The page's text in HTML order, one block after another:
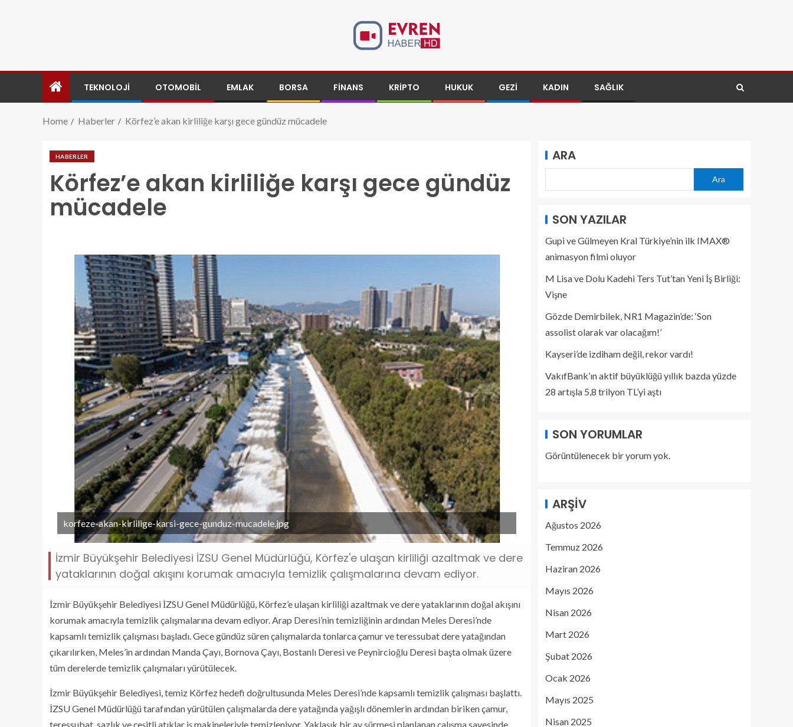
TEKNOLOJI OTOMOBIL EMLAK BORSA FINANS KRIPTO HUKUK GEZI KADIN SAĞLIK
Home Haberler Körfez’e akan kirliliğe karşı gece gündüz mücadele
HABERLER
Körfez’e akan kirliliğe karşı gece gündüz
mücadele
korfeze-akan-kirlilige-karsi-gece-gunduz-mucadele.jpg
İzmir Büyükşehir Belediyesi İZSU Genel Müdürlüğü, Körfez'e ulaşan kirliliği azaltmak ve dere
yataklarının doğal akışını korumak amacıyla temizlik çalışmalarına devam ediyor.
İzmir Büyükşehir Belediyesi İZSU Genel Müdürlüğü, Körfez’e ulaşan kirliliği azaltmak ve dere yataklarının doğal akışını
korumak amacıyla temizlik çalışmalarına devam ediyor. Arap Deresi’nin temizliğinin ardından Meles Deresi’nde
kapsamlı temizlik çalışması başladı. Gece gündüz süren çalışmalarda tonlarca çamur ve teressubat dere yatağından
çıkarılırken, Meles’in ardından Manda Çayı, Bornova Çayı, Bostanlı Deresi ve Peynircioğlu Deresi başta olmak üzere
tüm derelerde temizlik çalışmaları yürütülecek.
İzmir Büyükşehir Belediyesi, temiz Körfez hedefi doğrultusunda Meles Deresi’nde kapsamlı temizlik çalışması başlattı.
İZSU Genel Müdürlüğü tarafından yürütülen çalışmalarda dere yatağında yağışlı dönemlerin ardından biriken çamur,
teressubat, sazlık ve çeşitli atıklar iş makineleriyle temizleniyor. Yaklaşık bir ay sürmesi planlanan çalışma sayesinde
ARA
Ara
SON YAZILAR
Gupi ve Gülmeyen Kral Türkiye’nin ilk IMAX®
animasyon filmi oluyor
M Lisa ve Dolu Kadehi Ters Tut’tan Yeni İş Birliği:
Vişne
Gözde Demirbilek, NR1 Magazin’de: ‘Son
assolist olarak var olacağım!’
Kayseri’de izdiham değil, rekor vardı!
VakıfBank’ın aktif büyüklüğü yıllık bazda yüzde
28 artışla 5,8 trilyon TL’yi aştı
SON YORUMLAR
Görüntülenecek bir yorum yok.
ARŞIV
Ağustos 2026
Temmuz 2026
Haziran 2026
Mayıs 2026
Nisan 2026
Mart 2026
Şubat 2026
Ocak 2026
Mayıs 2025
Nisan 2025